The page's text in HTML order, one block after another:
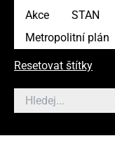
Akce
STAN
Metropolitní plán
Resetovat štítky